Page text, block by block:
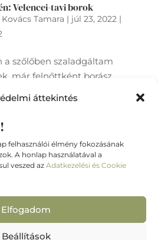
áttekintés
felhasználói élmény fokozásának
A honlap használatával a
veszed az Adatkezelési és Cookie
Elfogadom
Beállítások
Velencei-tavi borok
Tamara | júl 23, 2022|
a szőlőben szaladgáltam
már felnőttként borász
az ő borát
vagyok és szerencsés,
lettünk. Szívügyem a helyi
tekintem a velencei-
IAdatkezelési és cookie